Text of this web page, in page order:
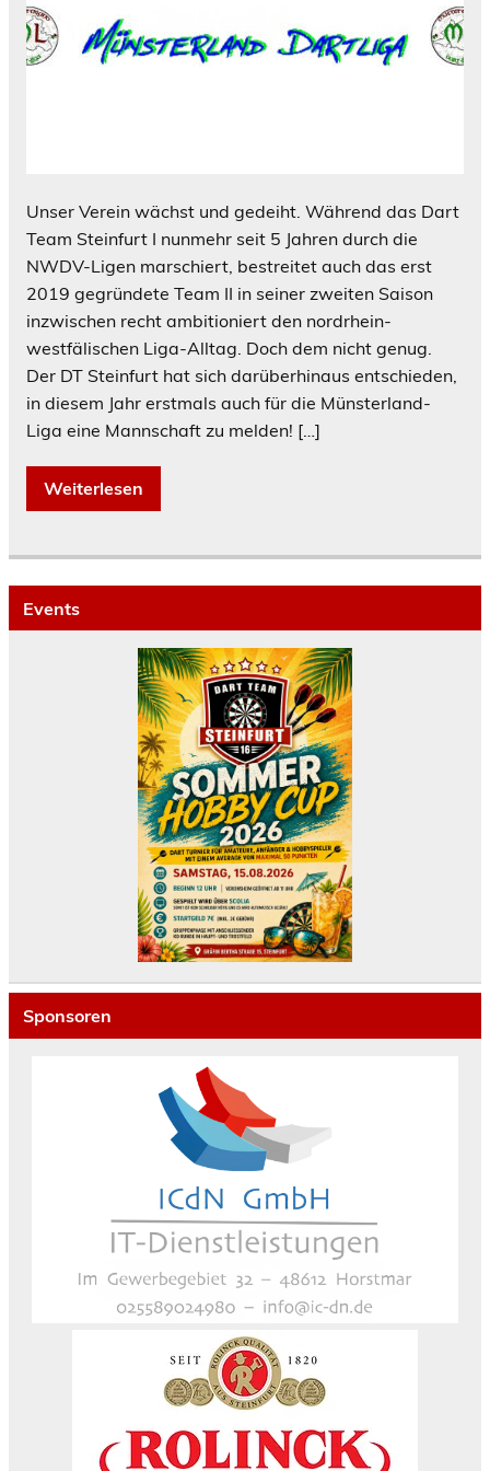
Unser Verein wächst und gedeiht. Während das Dart
Team Steinfurt I nunmehr seit 5 Jahren durch die
NWDV-Ligen marschiert, bestreitet auch das erst
2019 gegründete Team II in seiner zweiten Saison
inzwischen recht ambitioniert den nordrhein-
westfälischen Liga-Alltag. Doch dem nicht genug.
Der DT Steinfurt hat sich darüberhinaus entschieden,
in diesem Jahr erstmals auch für die Münsterland-
Liga eine Mannschaft zu melden! […]
Weiterlesen
Events
Sponsoren